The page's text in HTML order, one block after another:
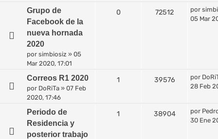
Grupo de
Facebook de la
nueva hornada
2020
por simbiosiz » 05
Mar 2020, 17:01
0 72512 por
05 Mar
Correos R1 2020
por DoRiTa » 07 Feb
2020, 17:46
1 39576 por
28 Feb
Periodo de
Residencia y
posterior trabajo
1 38904 por
30 Ene